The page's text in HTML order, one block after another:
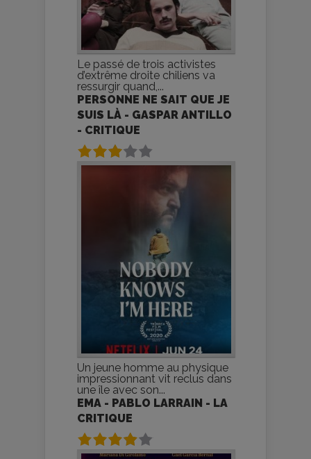
Le passé de trois activistes
d’extrême droite chiliens va
ressurgir quand,...
PERSONNE NE SAIT QUE JE
SUIS LÀ - GASPAR ANTILLO
- CRITIQUE
Un jeune homme au physique
impressionnant vit reclus dans
une île avec son...
EMA - PABLO LARRAIN - LA
CRITIQUE